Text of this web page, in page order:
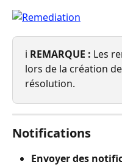
ℹ️ REMARQUE : Les
lors de la création
résolution.
Notifications
Envoyer des